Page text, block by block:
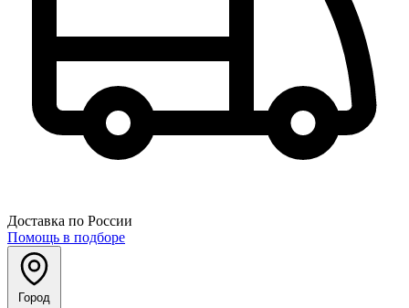
Доставка по России
Помощь в подборе
Город